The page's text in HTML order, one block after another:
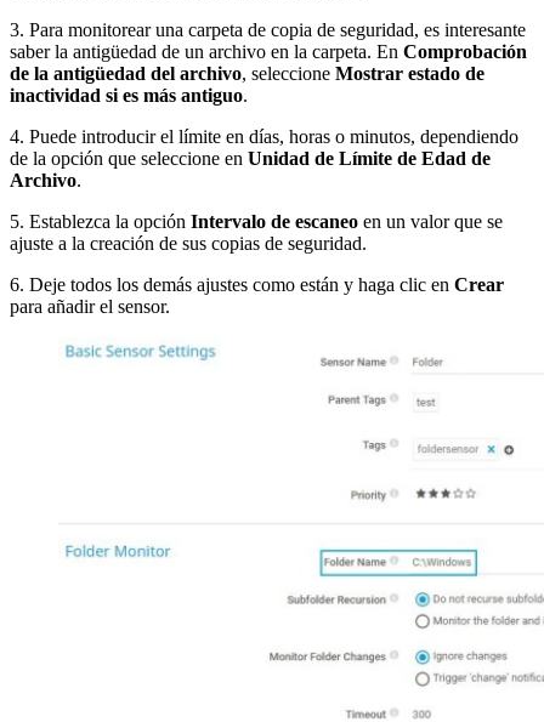
3. Para monitorear una carpeta de copia de seguridad, es interesante
saber la antigüedad de un archivo en la carpeta. En Comprobación
de la antigüedad del archivo, seleccione Mostrar estado de
inactividad si es más antiguo.
4. Puede introducir el límite en días, horas o minutos, dependiendo
de la opción que seleccione en Unidad de Límite de Edad de
Archivo.
5. Establezca la opción Intervalo de escaneo en un valor que se
ajuste a la creación de sus copias de seguridad.
6. Deje todos los demás ajustes como están y haga clic en Crear
para añadir el sensor.